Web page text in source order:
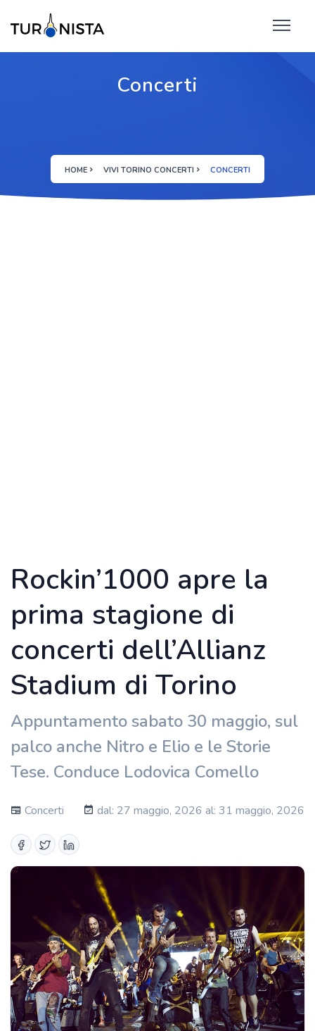
Concerti
HOME VIVI TORINO CONCERTI CONCERTI
Rockin’1000 apre la
prima stagione di
concerti dell’Allianz
Stadium di Torino
Appuntamento sabato 30 maggio, sul
palco anche Nitro e Elio e le Storie
Tese. Conduce Lodovica Comello
Concerti dal: 27 maggio, 2026 al: 31 maggio, 2026